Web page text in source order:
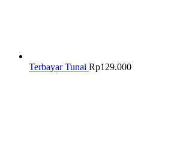
Terbayar Tunai Rp129.000